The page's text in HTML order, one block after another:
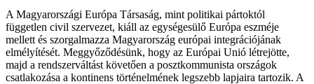
A Magyarországi Európa Társaság, mint politikai pártoktól
független civil szervezet, kiáll az egységesülő Európa eszméje
mellett és szorgalmazza Magyarország európai integrációjának
elmélyítését. Meggyőződésünk, hogy az Európai Unió létrejötte,
majd a rendszerváltást követően a posztkommunista országok
csatlakozása a kontinens történelmének legszebb lapjaira tartozik. A